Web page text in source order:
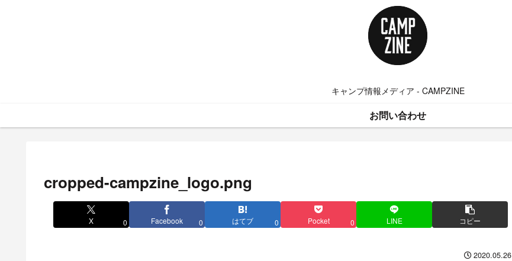
キャンプ情報メディア - CAMPZINE
お問い合わせ
cropped-campzine_logo.png
X 0 Facebook 0 はてブ 0 Pocket 0 LINE コピー
2020.05.26